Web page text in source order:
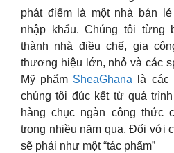
phát điểm là một nhà bán
nhập khẩu. Chúng tôi từng
thành nhà điều chế, gia
thương hiệu lớn, nhỏ và các
Mỹ phẩm SheaGhana là các
chúng tôi đúc kết từ quá
hàng chục ngàn công thức
trong nhiều năm qua. Đối với
sẽ phải như một “tác phẩm”